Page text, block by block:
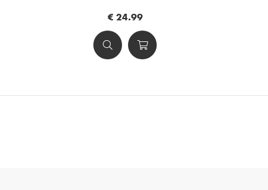
€ 24.99